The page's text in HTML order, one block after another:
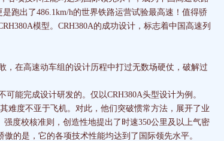
跑出了486.1km/h的世界铁路运营试验最高速！值得骄
模型。CRH380A的成功设计，标志着中国高速列
在高速动车组的设计历程中打过无数场硬仗，破解过
完成设计研发的。仅以CRH380A头型设计为例。
度不亚于飞机。对此，他们突破惯常方法，展开了业
度校核准则，创造性地提出了时速350公里及以上气密
的是，它的各项技术性能均达到了国际领先水平。